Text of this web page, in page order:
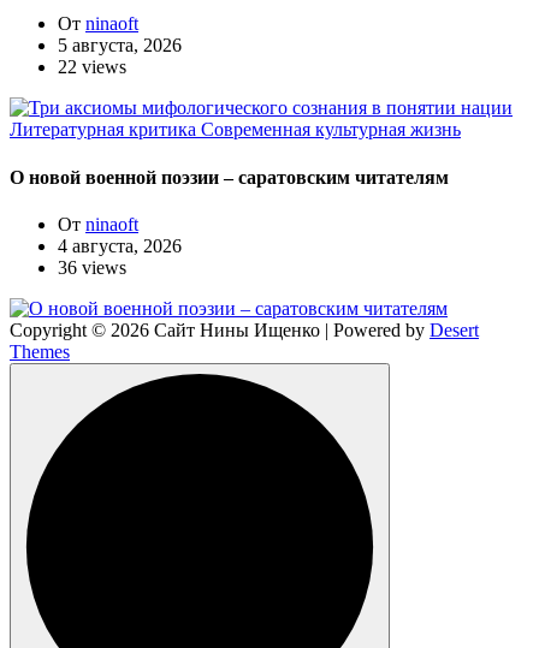
От ninaoft
5 августа, 2026
22 views
Литературная критика Современная культурная жизнь
О новой военной поэзии – саратовским читателям
От ninaoft
4 августа, 2026
36 views
Copyright © 2026 Сайт Нины Ищенко | Powered by Desert
Themes